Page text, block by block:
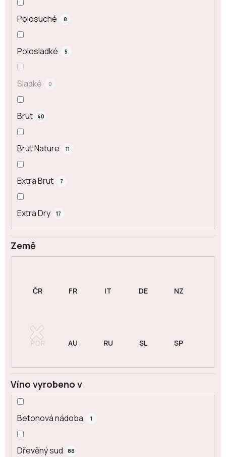
Země
Polosuché 8
Polosladké 5
Sladké 0
Brut 40
Brut Nature 11
Extra Brut 7
Extra Dry 17
Víno vyrobeno v
Betonová nádoba 1
Dřevěný sud 88